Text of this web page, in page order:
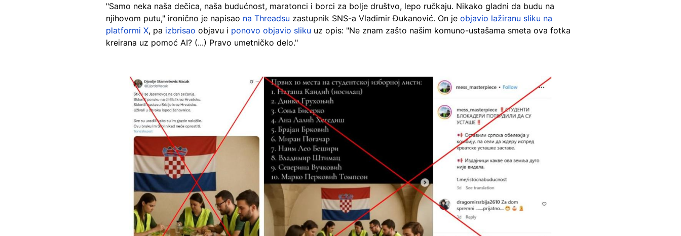
"Samo neka naša dečica, naša budućnost, maratonci i borci za bolje društvo, lepo ručkaju. Nikako gladni da budu na
njihovom putu," ironično je napisao na Threadsu zastupnik SNS-a Vladimir Đukanović. On je objavio lažiranu sliku na
platformi X, pa izbrisao objavu i ponovo objavio sliku uz opis: "Ne znam zašto našim komuno-ustašama smeta ova fotka
kreirana uz pomoć AI? (...) Pravo umetničko delo."